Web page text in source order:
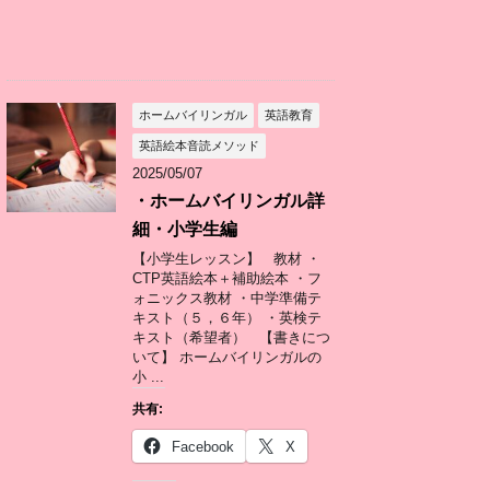
ホームバイリンガル 英語教育
英語絵本音読メソッド
2025/05/07
・ホームバイリンガル詳
細・小学生編
【小学生レッスン】 教材 ・
CTP英語絵本＋補助絵本 ・フ
ォニックス教材 ・中学準備テ
キスト（５，６年） ・英検テ
キスト（希望者） 【書きにつ
いて】 ホームバイリンガルの
小 ...
共有:
Facebook X